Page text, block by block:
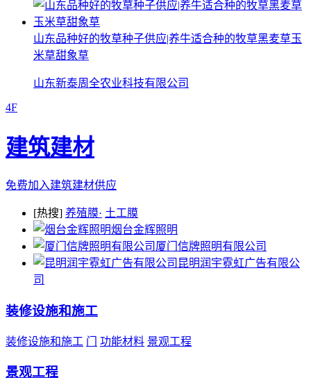
山东品种好的牧草种子供应|养牛适合种的牧草黑麦草玉
米草甜象草
山东新泰周全农业科技有限公司
4F
建筑建材
免费加入建筑建材供应
[热搜] 养殖膜· 土工膜
烟台金辉照明
厦门信牌照明有限公司
昆明润宇霓虹广告有限公
司
装修设施和施工
装修设施和施工 门 功能材料 景观工程
景观工程